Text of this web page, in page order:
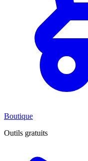
Boutique
Outils gratuits